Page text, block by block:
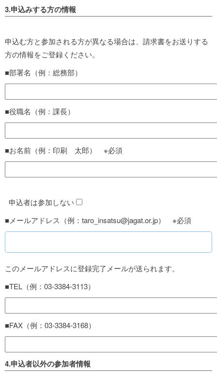
3.申込みする方の情報
申込む方と参加される方が異なる場合は、請求書をお送りする
方の情報をご登録ください。
■部署名（例：総務部）
■役職名（例：課長）
■お名前（例：印刷 太郎） ※必須
申込者は参加しない
■メールアドレス（例：taro_insatsu@jagat.or.jp） ※必須
このメールアドレスに登録完了メールが送られます。
■TEL（例：03-3384-3113）
■FAX（例：03-3384-3168）
4.申込者以外の参加者情報